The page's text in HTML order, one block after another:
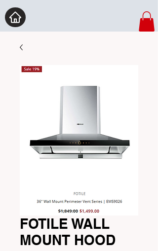
FOTILE WALL
MOUNT HOOD